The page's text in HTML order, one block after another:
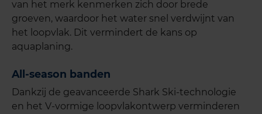
van het merk kenmerken zich door brede
groeven, waardoor het water snel verdwijnt van
het loopvlak. Dit vermindert de kans op
aquaplaning.
All-season banden
Dankzij de geavanceerde Shark Ski-technologie
en het V-vormige loopvlakontwerp verminderen